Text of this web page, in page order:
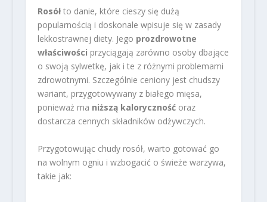
Rosółto danie, które cieszy się dużą
popularnością i doskonale wpisuje się w zasady
lekkostrawnej diety. Jego prozdrowotne
właściwości przyciągają zarówno osoby dbające
o swoją sylwetkę, jak i te z różnymi problemami
zdrowotnymi. Szczególnie ceniony jest chudszy
wariant, przygotowywany z białego mięsa,
ponieważ ma niższą kalorycznośćoraz
dostarcza cennych składników odżywczych.
Przygotowując chudy rosół, warto gotować go
na wolnym ogniu i wzbogacić o świeże warzywa,
takie jak: